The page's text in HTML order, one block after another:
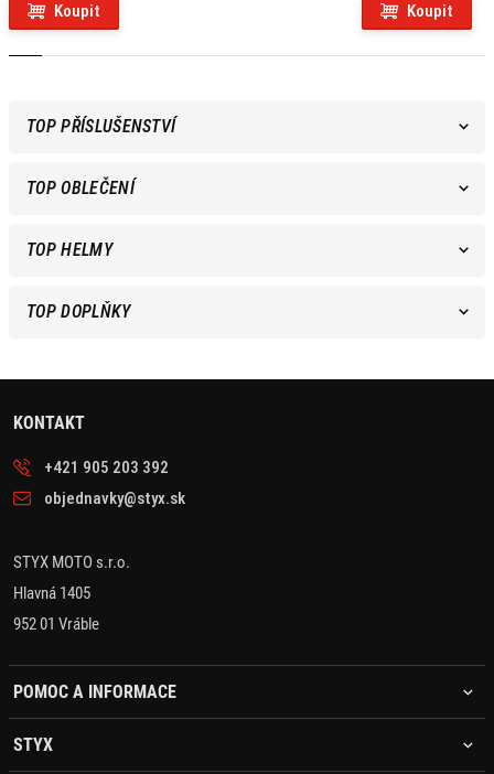
Koupit Koupit
TOP PŘÍSLUŠENSTVÍ
TOP OBLEČENÍ
TOP HELMY
TOP DOPLŇKY
KONTAKT
+421 905 203 392
objednavky@styx.sk
STYX MOTO s.r.o.
Hlavná 1405
952 01 Vráble
POMOC A INFORMACE
STYX